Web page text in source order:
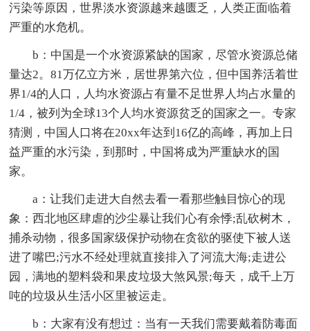
污染等原因，世界淡水资源越来越匮乏，人类正面临着
严重的水危机。
b：中国是一个水资源紧缺的国家，尽管水资源总储
量达2。81万亿立方米，居世界第六位，但中国养活着世
界1/4的人口，人均水资源占有量不足世界人均占水量的
1/4，被列为全球13个人均水资源贫乏的国家之一。专家
猜测，中国人口将在20xx年达到16亿的高峰，再加上日
益严重的水污染，到那时，中国将成为严重缺水的国
家。
a：让我们走进大自然去看一看那些触目惊心的现
象：西北地区肆虐的沙尘暴让我们心有余悸;乱砍树木，
捕杀动物，很多国家级保护动物在贪欲的驱使下被人送
进了嘴巴;污水不经处理就直接排入了河流大海;走进公
园，满地的塑料袋和果皮垃圾大煞风景;每天，成千上万
吨的垃圾从生活小区里被运走。
b：大家有没有想过：当有一天我们需要戴着防毒面